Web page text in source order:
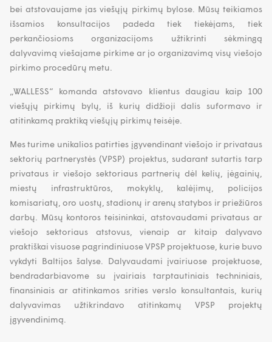
bei atstovaujame jas viešųjų pirkimų bylose. Mūsų teikiamos
išsamios konsultacijos padeda tiek tiekėjams, tiek
perkančiosioms organizacijoms užtikrinti sėkmingą
dalyvavimą viešajame pirkime ar jo organizavimą visų viešojo
pirkimo procedūrų metu.
„WALLESS“ komanda atstovavo klientus daugiau kaip 100
viešųjų pirkimų bylų, iš kurių didžioji dalis suformavo ir
atitinkamą praktiką viešųjų pirkimų teisėje.
Mes turime unikalios patirties įgyvendinant viešojo ir privataus
sektorių partnerystės (VPSP) projektus, sudarant sutartis tarp
privataus ir viešojo sektoriaus partnerių dėl kelių, jėgainių,
miestų infrastruktūros, mokyklų, kalėjimų, policijos
komisariatų, oro uostų, stadionų ir arenų statybos ir priežiūros
darbų. Mūsų kontoros teisininkai, atstovaudami privataus ar
viešojo sektoriaus atstovus, vienaip ar kitaip dalyvavo
praktiškai visuose pagrindiniuose VPSP projektuose, kurie buvo
vykdyti Baltijos šalyse. Dalyvaudami įvairiuose projektuose,
bendradarbiavome su įvairiais tarptautiniais techniniais,
finansiniais ar atitinkamos srities verslo konsultantais, kurių
dalyvavimas užtikrindavo atitinkamų VPSP projektų
įgyvendinimą.